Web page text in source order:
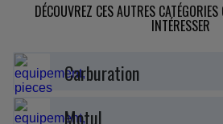
DÉCOUVREZ CES AUTRES
INTÉRESSER
Carburation
Motul